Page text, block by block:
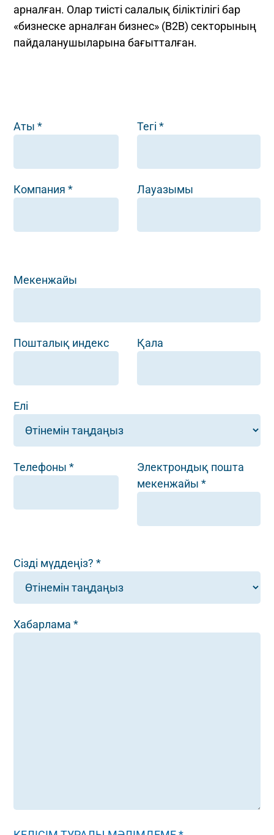
арналған. Олар тиісті салалық біліктілігі бар
«бизнеске арналған бизнес» (B2B) секторының
пайдаланушыларына бағытталған.
Аты * Тегі *
Компания * Лауазымы
Мекенжайы
Пошталық индекс Қала
Елі
Телефоны *
Электрондық пошта
мекенжайы *
Сізді мүддеңіз? *
Хабарлама *